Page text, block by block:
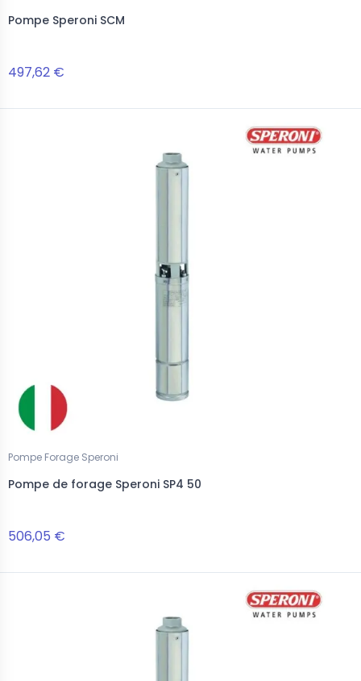
Pompe Speroni SCM
497,62 €
Pompe Forage Speroni
Pompe de forage Speroni SP4 50
506,05 €